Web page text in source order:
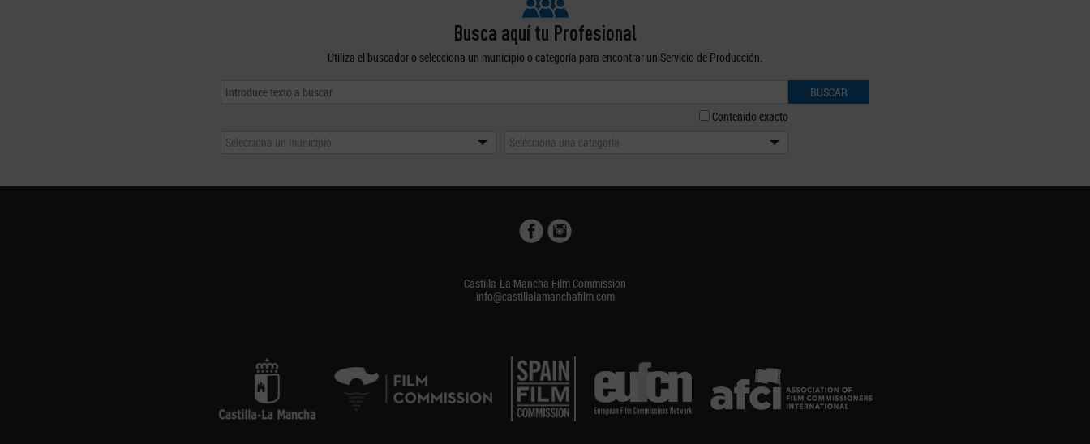
Busca aquí tu Profesional
Utiliza el buscador o selecciona un municipio o categoría para encontrar un Servicio de Producción.
BUSCAR
Contenido exacto
Selecciona un municipio
Selecciona una categoría
Castilla-La Mancha Film Commission
info@castillalamanchafilm.com